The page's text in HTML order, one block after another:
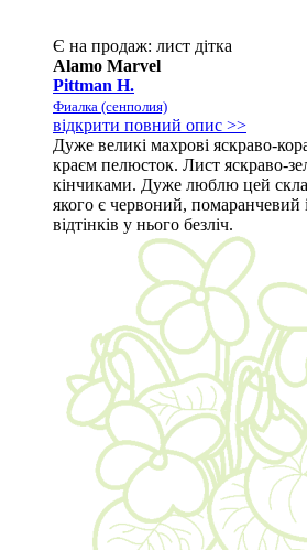
Є на продаж: лист дітка
Alamo Marvel
Pittman H.
Фиалка (сенполия)
відкрити повний опис >>
Дуже великі махрові яскраво-
краєм пелюсток. Лист яскраво-
кінчиками. Дуже люблю цей
якого є червоний, помаранчевий
відтінків у нього безліч.